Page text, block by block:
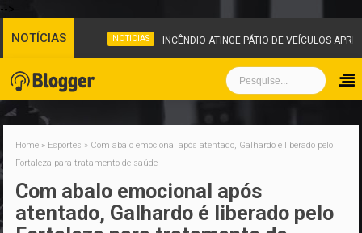
-->
NOTÍCIAS NOTICIAS INCÊNDIO ATINGE PÁTIO DE VEÍCULOS
Home » Esportes » Com abalo emocional após atentado, Galhardo é liberado pelo
Fortaleza para tratamento de saúde
Com abalo emocional após
atentado, Galhardo é liberado pelo